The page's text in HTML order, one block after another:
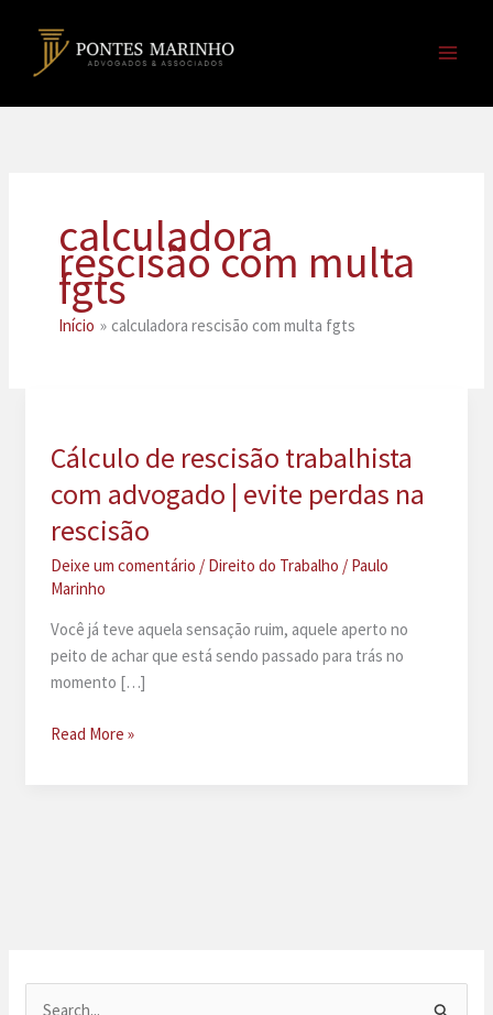
calculadora
rescisão com multa
fgts
Início calculadora rescisão com multa fgts
Cálculo de rescisão trabalhista
com advogado | evite perdas na
rescisão
Deixe um comentário / Direito do Trabalho / Paulo
Marinho
Você já teve aquela sensação ruim, aquele aperto no
peito de achar que está sendo passado para trás no
momento […]
Cálculo
Read More »